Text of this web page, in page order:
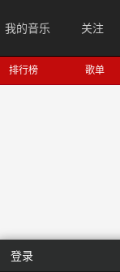
我的音乐 关注
排行榜 歌单
登录